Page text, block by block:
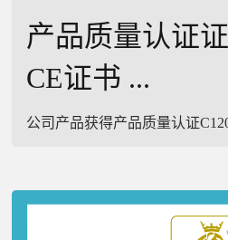
产品质量认证
CE证书 ...
公司产品获得产品质量认证